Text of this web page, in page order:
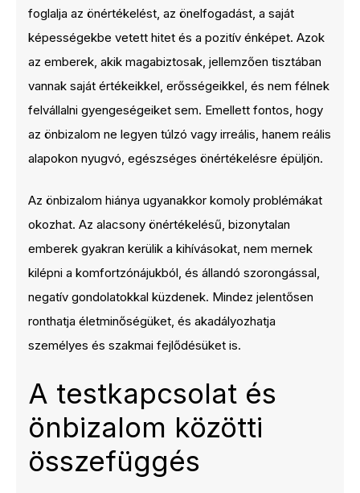
foglalja az önértékelést, az önelfogadást, a saját
képességekbe vetett hitet és a pozitív énképet. Azok
az emberek, akik magabiztosak, jellemzően tisztában
vannak saját értékeikkel, erősségeikkel, és nem félnek
felvállalni gyengeségeiket sem. Emellett fontos, hogy
az önbizalom ne legyen túlzó vagy irreális, hanem reális
alapokon nyugvó, egészséges önértékelésre épüljön.
Az önbizalom hiánya ugyanakkor komoly problémákat
okozhat. Az alacsony önértékelésű, bizonytalan
emberek gyakran kerülik a kihívásokat, nem mernek
kilépni a komfortzónájukból, és állandó szorongással,
negatív gondolatokkal küzdenek. Mindez jelentősen
ronthatja életminőségüket, és akadályozhatja
személyes és szakmai fejlődésüket is.
A testkapcsolat és
önbizalom közötti
összefüggés